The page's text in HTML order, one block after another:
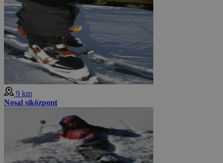
9 km
Nosal síközpont